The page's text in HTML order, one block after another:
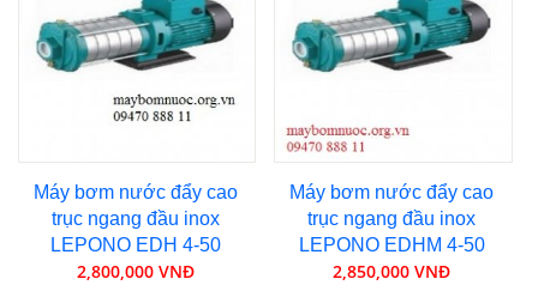
Máy bơm nước đẩy cao
trục ngang đầu inox
LEPONO EDH 4-50
2,800,000 VNĐ
Máy bơm nước đẩy cao
trục ngang đầu inox
LEPONO EDHM 4-50
2,850,000 VNĐ